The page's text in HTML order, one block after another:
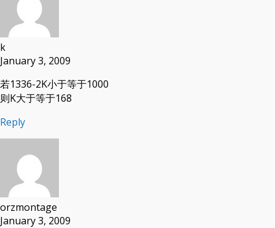
k
January 3, 2009
若1336-2K小于等于1000
则K大于等于168
Reply
orzmontage
January 3, 2009